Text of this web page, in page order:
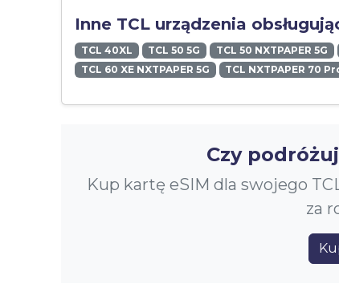
Inne TCL urządzenia
TCL 40XL TCL 50 5G TCL 50 NXTPAPER 5G
TCL 60 XE NXTPAPER 5G
TCL NXTPAPER 70
Czy
Kup kartę eSIM dla swojego
za